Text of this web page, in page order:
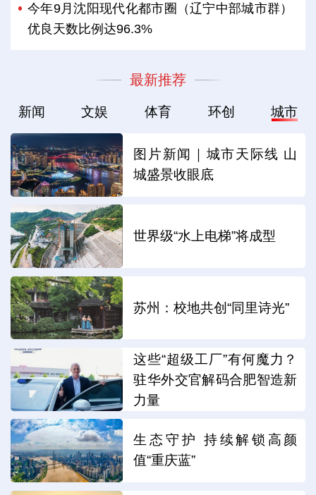
今年9月沈阳现代化都市圈（辽宁中部城市群）
优良天数比例达96.3%
最新推荐
新闻 文娱 体育 环创 城市
图片新闻｜城市天际线 山
城盛景收眼底
世界级“水上电梯”将成型
苏州：校地共创“同里诗光”
这些“超级工厂”有何魔力？
驻华外交官解码合肥智造新
力量
生态守护 持续解锁高颜
值“重庆蓝”